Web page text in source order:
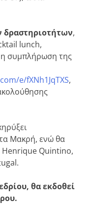
δραστηριοτήτων,
lunch,
η συμπλήρωση της
e/fXNh1JqTXS,
Μακρή, ενώ θα
Henrique Quintino,
θα εκδοθεί